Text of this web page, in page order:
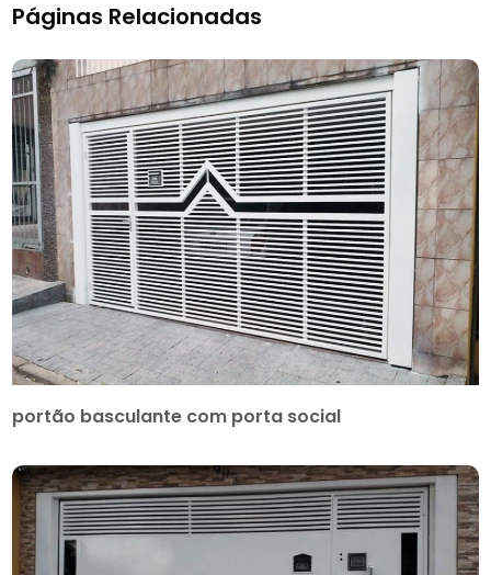
Páginas Relacionadas
portão basculante com porta social